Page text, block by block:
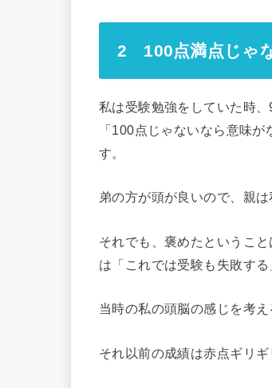
2 100点満点じゃ
私は受験勉強をしていた時
「100点じゃないなら意味
す。
弟の方が頭が良いので、親
それでも、褒めたというこ
は「これでは受験も失敗す
当時の私の頭脳の感じを考
それ以前の成績は赤点ギリ